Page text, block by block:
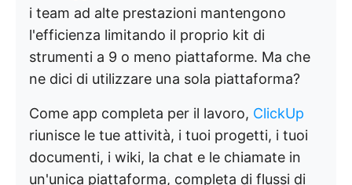
i team ad alte prestazioni mantengono
l'efficienza limitando il proprio kit di
strumenti a 9 o meno piattaforme. Ma che
ne dici di utilizzare una sola piattaforma?
Come app completa per il lavoro, ClickUp
riunisce le tue attività, i tuoi progetti, i tuoi
documenti, i wiki, la chat e le chiamate in
un'unica piattaforma, completa di flussi di